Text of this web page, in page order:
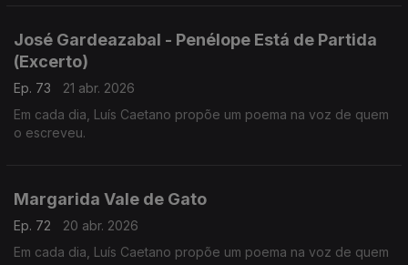
José Gardeazabal - Penélope Está de Partida
(Excerto)
Ep. 73
21 abr. 2026
Em cada dia, Luís Caetano propõe um poema na voz de quem
o escreveu.
Margarida Vale de Gato
Ep. 72
20 abr. 2026
Em cada dia, Luís Caetano propõe um poema na voz de quem